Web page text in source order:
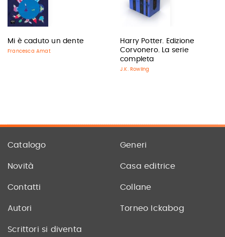
Mi è caduto un dente
Francesca Amat
Harry Potter. Edizione
Corvonero. La serie
completa
J.K. Rowling
Catalogo Generi
Novità Casa editrice
Contatti Collane
Autori Torneo Ickabog
Scrittori si diventa